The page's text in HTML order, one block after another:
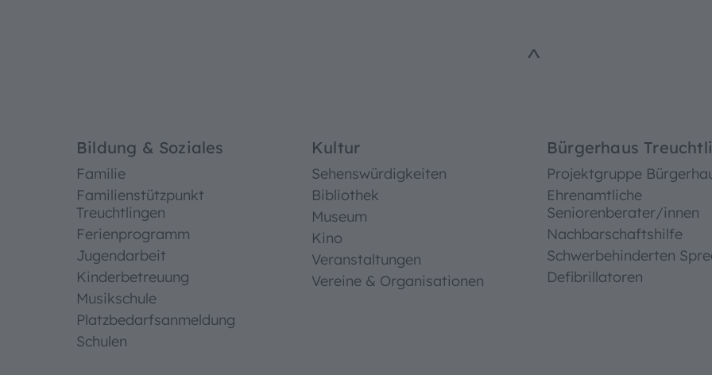
^
Bildung & Soziales
Familie
Familienstützpunkt
Treuchtlingen
Ferienprogramm
Jugendarbeit
Kinderbetreuung
Musikschule
Platzbedarfsanmeldung
Schulen
Kultur
Sehenswürdigkeiten
Bibliothek
Museum
Kino
Veranstaltungen
Vereine & Organisationen
Bürgerhaus
Projektgruppe
Ehrenamtliche
Seniorenberater/innen
Nachbarschaftshilfe
Schwerbehinderten
Defibrillatoren